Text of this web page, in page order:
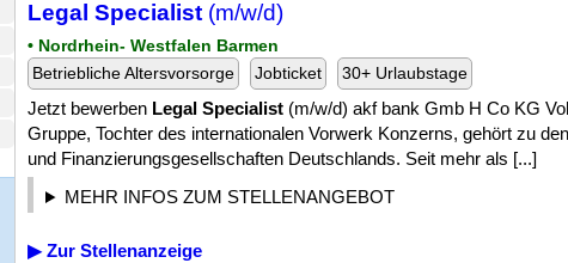
Legal Specialist (m/w/d)
• Nordrhein- Westfalen Barmen
Betriebliche Altersvorsorge
Jobticket 30+ Urlaubstage
Jetzt bewerben Legal Specialist (m/w/d) akf bank Gmb H Co KG
Gruppe, Tochter des internationalen Vorwerk Konzerns, gehört zu
und Finanzierungsgesellschaften Deutschlands. Seit mehr als [...]
MEHR INFOS ZUM STELLENANGEBOT
▶ Zur Stellenanzeige